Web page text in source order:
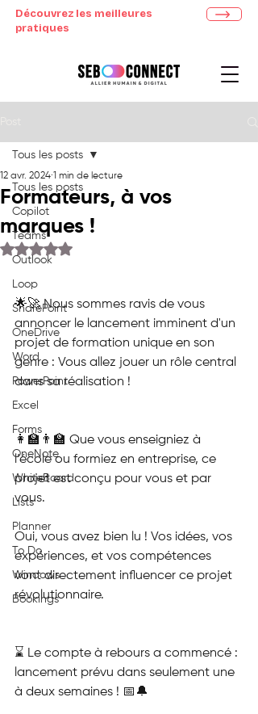
Découvrez les meilleures
pratiques
Tous les posts
Copilot
Teams
Outlook
Loop
SharePoint
OneDrive
Word
PowerPoint
Excel
Forms
OneNote
WhiteBoard
Lists
Planner
To Do
Windows
Bookings
Tous les posts
Formateurs, à vos
marques !
12 avr. 2024 1 min de lecture
Noté NaN étoiles sur 5.
🌟🚀 Nous sommes ravis de vous
annoncer le lancement imminent d'un
projet de formation unique en son
genre : Vous allez jouer un rôle central
dans sa réalisation !
👩‍🏫👨‍🏫 Que vous enseigniez à
l’école ou formiez en entreprise, ce
projet est conçu pour vous et par
vous.
Oui, vous avez bien lu ! Vos idées, vos
expériences, et vos compétences
vont directement influencer ce projet
révolutionnaire.
⌛ Le compte à rebours a commencé :
lancement prévu dans seulement une
à deux semaines ! 📅🔔